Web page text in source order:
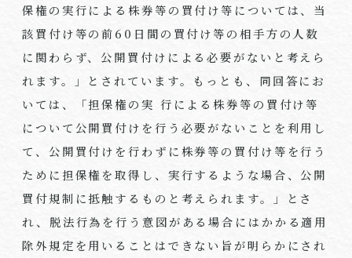
保権の実行による株券等の買付け等については、当
該買付け等の前60日間の買付け等の相手方の人数
に関わらず、公開買付けによる必要がないと考えら
れます。」とされています。もっとも、同回答にお
いては、「担保権の実 行による株券等の買付け等
について公開買付けを行う必要がないことを利用し
て、公開買付けを行わずに株券等の買付け等を行う
ために担保権を取得し、実行するような場合、公開
買付規制に抵触するものと考えられます。」とさ
れ、脱法行為を行う意図がある場合にはかかる適用
除外規定を用いることはできない旨が明らかにされ